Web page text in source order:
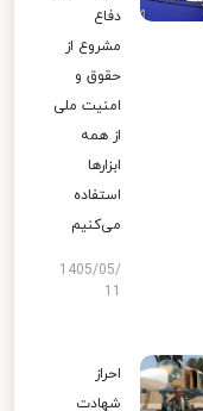
دفاع
مشروع از
حقوق و
امنیت ملی
از همه
ابزارها
استفاده
می‌کنیم
1405/05/
احراز
شهادت